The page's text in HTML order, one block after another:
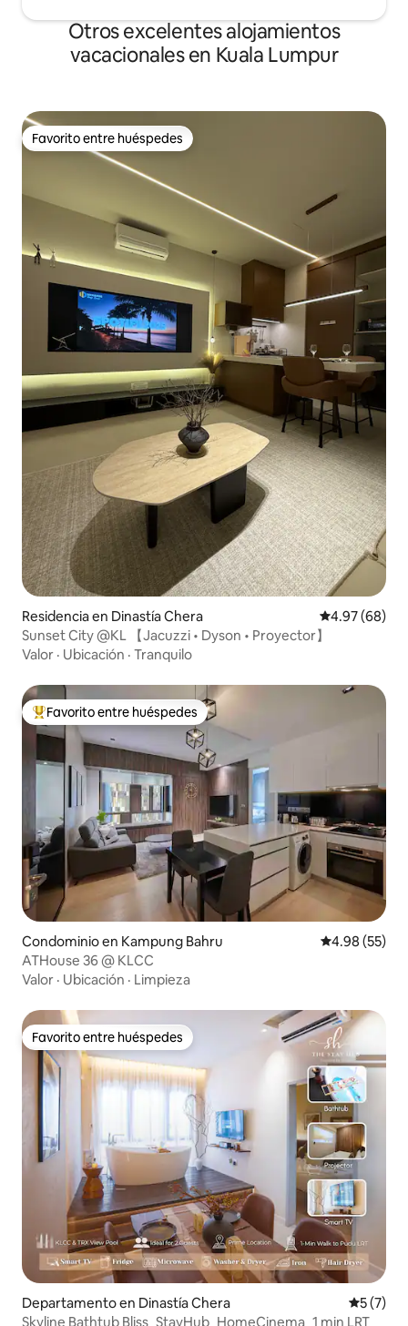
Otros excelentes alojamientos
vacacionales en Kuala Lumpur
Favorito entre huéspedes
Favorito entre huéspedes
Residencia en Dinastía Chera Calificación
4.97 (68)
Sunset City @KL 【Jacuzzi • Dyson • Proyector】
Valor · Ubicación · Tranquilo
De los mejores en Favorito entre huéspedes
Favorito entre huéspedes
Condominio en Kampung Bahru Calificación
4.98 (55)
ATHouse 36 @ KLCC
Valor · Ubicación · Limpieza
Favorito entre huéspedes
Favorito entre huéspedes
Departamento en Dinastía Chera
5 (7)
Skyline Bathtub Bliss_StayHub_HomeCinema_1 min LRT